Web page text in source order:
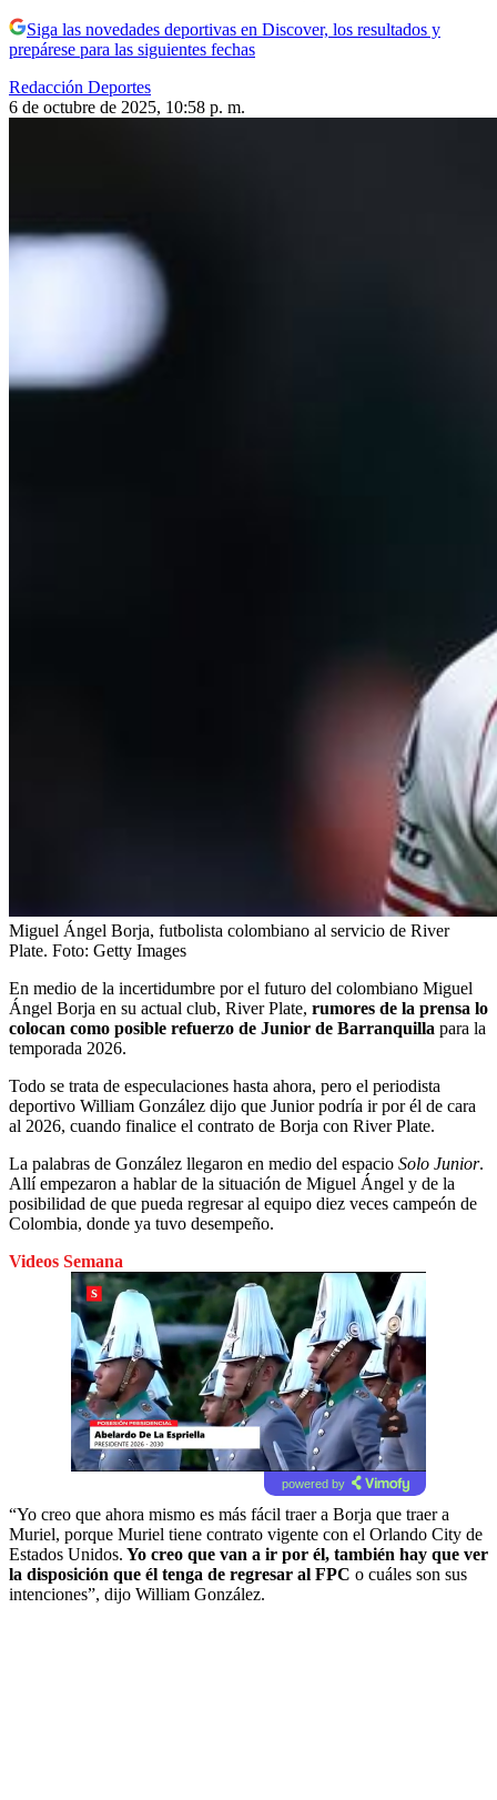
Siga las novedades deportivas en Discover, los resultados y
prepárese para las siguientes fechas
Redacción Deportes
6 de octubre de 2025, 10:58 p. m.
Miguel Ángel Borja, futbolista colombiano al servicio de River
Plate. Foto: Getty Images
En medio de la incertidumbre por el futuro del colombiano Miguel
Ángel Borja en su actual club, River Plate, rumores de la prensa lo
colocan como posible refuerzo de Junior de Barranquilla para la
temporada 2026.
Todo se trata de especulaciones hasta ahora, pero el periodista
deportivo William González dijo que Junior podría ir por él de cara
al 2026, cuando finalice el contrato de Borja con River Plate.
La palabras de González llegaron en medio del espacio Solo Junior.
Allí empezaron a hablar de la situación de Miguel Ángel y de la
posibilidad de que pueda regresar al equipo diez veces campeón de
Colombia, donde ya tuvo desempeño.
Videos Semana
powered by
“Yo creo que ahora mismo es más fácil traer a Borja que traer a
Muriel, porque Muriel tiene contrato vigente con el Orlando City de
Estados Unidos. Yo creo que van a ir por él, también hay que ver
la disposición que él tenga de regresar al FPC o cuáles son sus
intenciones”, dijo William González.